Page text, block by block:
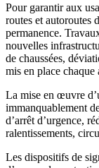
Pour garantir aux
routes et autoroutes
permanence.
nouvelles
de chaussées,
mis en place chaque
La mise en œuvre
immanquablement
d’arrêt d’urgence,
ralentissements,
Les dispositifs de